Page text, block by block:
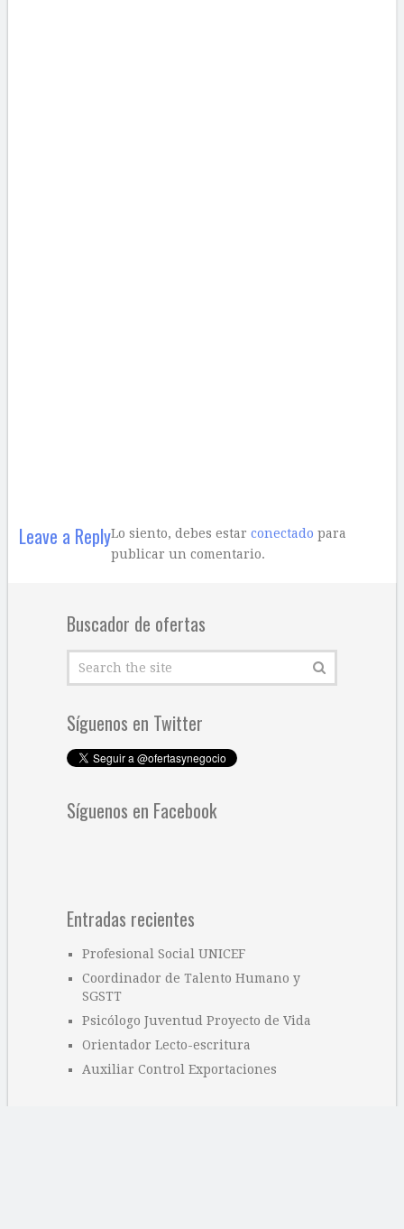
Leave a ReplyLo siento, debes estar conectado para
publicar un comentario.
Buscador de ofertas
Síguenos en Twitter
Síguenos en Facebook
Entradas recientes
Profesional Social UNICEF
Coordinador de Talento Humano y
SGSTT
Psicólogo Juventud Proyecto de Vida
Orientador Lecto-escritura
Auxiliar Control Exportaciones